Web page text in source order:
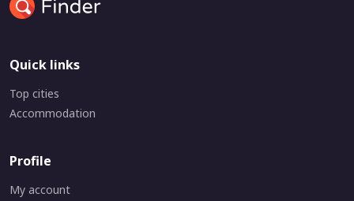
Quick links
Top cities
Accommodation
Profile
My account